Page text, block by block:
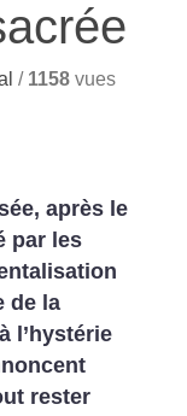
/ 1158 vues
après le
par les
de la
l’hystérie
rester